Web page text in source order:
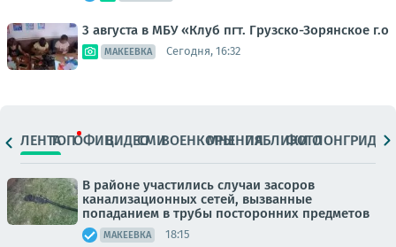
3 августа в МБУ «Клуб пгт. Грузско-Зорянское г.о
МАКЕЕВКА Сегодня, 16:32
ЛЕНТАТОПОФИЦ.ВИДЕОСМИВОЕНКОРЫМНЕНИЯПАБЛИКИ
ФОТОЛОНГРИДЫ
В районе участились случаи засоров
канализационных сетей, вызванные
попаданием в трубы посторонних предметов
МАКЕЕВКА 18:15